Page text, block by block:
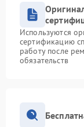
Используются
сертификацию
работу после
обязательств